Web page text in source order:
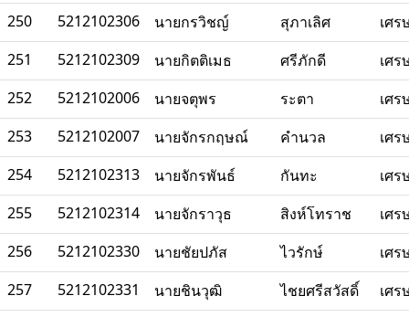
250
5212102306 นายกรวิชญ์ สุภาเลิศ
เศ
251
5212102309 นายกิตติเมธ ศรีภักดี
เศ
252
5212102006 นายจตุพร ระตา
เศ
253
5212102007 นายจักรกฤษณ์ คำนวล
เศ
254
5212102313 นายจักรพันธ์ กันทะ
เศ
255
5212102314 นายจักราวุธ สิงห์โทราช
เศ
256
5212102330 นายชัยปภัส ไวรักษ์
เศ
257
5212102331 นายชินวุฒิ ไชยศรีสวัสดิ์
เศ